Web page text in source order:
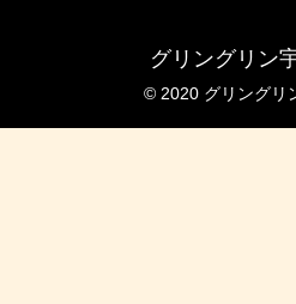
グリングリン
© 2020 グリングリ